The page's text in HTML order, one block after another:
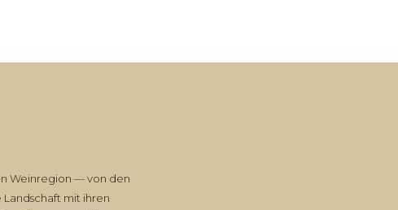
Weinregion — von den
Landschaft mit ihren